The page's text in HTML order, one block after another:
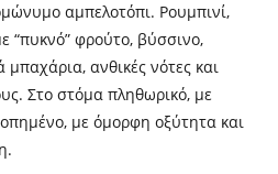
αμπελοτόπι. Ρουμπινί,
“πυκνό” φρούτο, βύσσινο,
ανθικές νότες και
Στο στόμα πληθωρικό, με
με όμορφη οξύτητα και